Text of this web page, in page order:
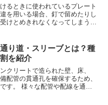
るときに使われているプレート
を用いる場合、釘で留めたりし
けとめきれなくなってしまう。
いプレートの取り付けには、ス
いく。筋かいプレートを取り付
にこの筋違が引き抜かれてしま
め、建物を守ることができるよ
とができる。
り道・スリーブとは？種
を紹介
クリートで造られた壁、床、
配管の貫通孔を確保するため、
す。
様々な配管や配線を通す